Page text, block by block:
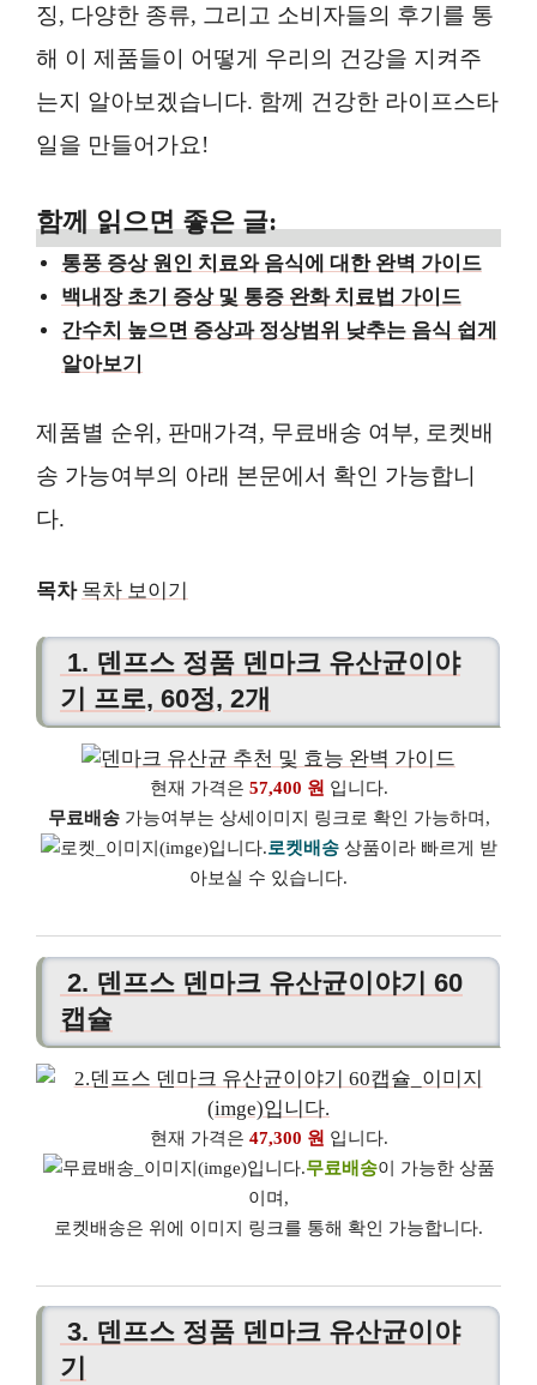
징, 다양한 종류, 그리고 소비자들의 후기를 통
해 이 제품들이 어떻게 우리의 건강을 지켜주
는지 알아보겠습니다. 함께 건강한 라이프스타
일을 만들어가요!
함께 읽으면 좋은 글:
통풍 증상 원인 치료와 음식에 대한 완벽 가이드
백내장 초기 증상 및 통증 완화 치료법 가이드
간수치 높으면 증상과 정상범위 낮추는 음식 쉽게
알아보기
제품별 순위, 판매가격, 무료배송 여부, 로켓배
송 가능여부의 아래 본문에서 확인 가능합니
다.
목차 목차 보이기
1. 덴프스 정품 덴마크 유산균이야
기 프로, 60정, 2개
현재 가격은 57,400 원 입니다.
무료배송가능여부는 상세이미지 링크로 확인 가능하며,
로켓배송상품이라 빠르게 받
아보실 수 있습니다.
2. 덴프스 덴마크 유산균이야기 60
캡슐
현재 가격은 47,300 원 입니다.
무료배송이 가능한 상품
이며,
로켓배송은 위에 이미지 링크를 통해 확인 가능합니다.
3. 덴프스 정품 덴마크 유산균이야
기